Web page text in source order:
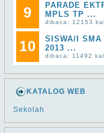
9
PARADE
MPLS TP ...
dibaca: 12153
10
SISWA/I SMA
2013 ...
dibaca: 11492
KATALOG WEB
Sekolah